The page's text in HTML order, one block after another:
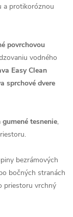
a protikoróznou
povrchovou
vodného
Easy Clean
sprchové dvere
gumené tesnenie,
bezrámových
bočných stranách
priestoru vrchný